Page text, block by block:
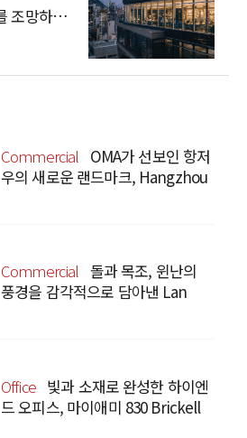
경마장과 산세를 조망하는 CCD Hong Kong Creative Center
Commercial OMA가 선보인 항저
우의 새로운 랜드마크, Hangzhou
Commercial 돌과 목조, 윈난의
풍경을 감각적으로 담아낸 Lan
Office 빛과 소재로 완성한 하이엔
드 오피스, 마이애미 830 Brickell